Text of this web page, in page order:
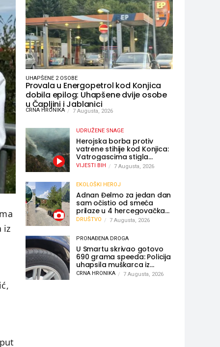
iz
UHAPŠENE 2 OSOBE
Provala u Energopetrol kod Konjica
dobila epilog: Uhapšene dvije osobe
u Čapljini i Jablanici
CRNA HRONIKA 7 Augusta, 2026
UDRUŽENE SNAGE
Herojska borba protiv
vatrene stihije kod Konjica:
Vatrogascima stigla
pomoć iz Sarajeva,
helikopteri i Air Tractori
udružili snage
VIJESTI BIH 7 Augusta, 2026
EKOLOŠKI HEROJ
Adnan Đelmo za jedan dan
sam očistio od smeća
prilaze u 4 hercegovačka
grada: “Danas nisam čistio
samo smeće, čistio sam
sliku o nama”
DRUŠTVO 7 Augusta, 2026
PRONAĐENA DROGA
U Smartu skrivao gotovo
690 grama speeda: Policija
uhapsila muškarca iz
Hercegovine
CRNA HRONIKA 7 Augusta, 2026